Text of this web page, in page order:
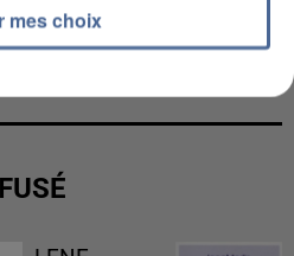
SUPPOSÉS DE LA DZ
mes choix